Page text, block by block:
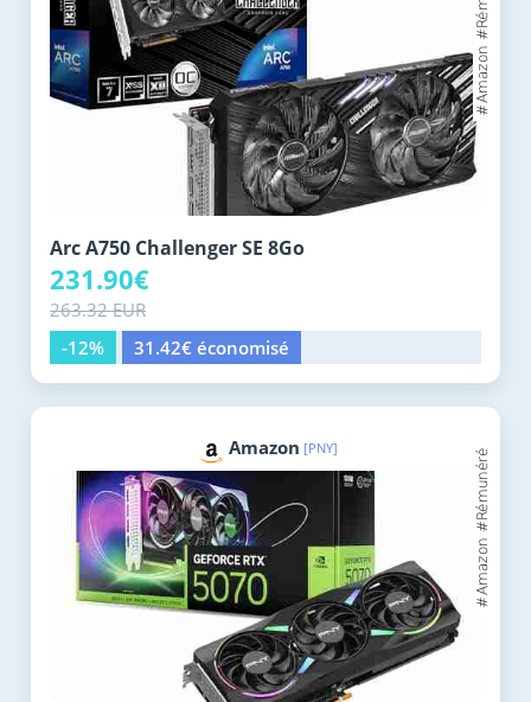
Arc A750 Challenger SE 8Go
231.90€
263.32 EUR
-12%
31.42€ économisé
Amazon [PNY]